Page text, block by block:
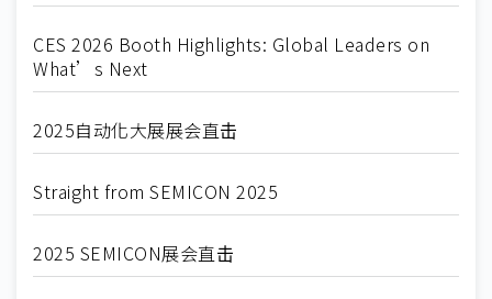
CES 2026 Booth Highlights: Global Leaders on
What’s Next
2025自动化大展展会直击
Straight from SEMICON 2025
2025 SEMICON展会直击